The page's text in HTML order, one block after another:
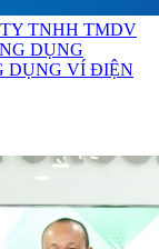
TNHH TMDV
DỤNG
DỤNG VÍ ĐIỆN